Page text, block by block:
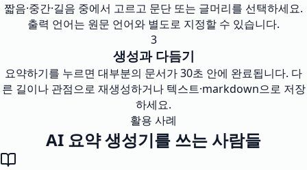
짧음·중간·길음 중에서 고르고 문단 또는 글머리를 선택하세요.
출력 언어는 원문 언어와 별도로 지정할 수 있습니다.
3
생성과 다듬기
요약하기를 누르면 대부분의 문서가 30초 안에 완료됩니다. 다
른 길이나 관점으로 재생성하거나 텍스트·markdown으로 저장
하세요.
활용 사례
AI 요약 생성기를 쓰는 사람들